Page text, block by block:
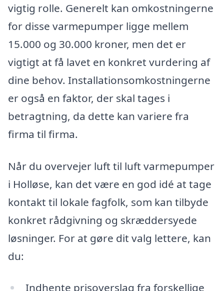
vigtig rolle. Generelt kan omkostningerne
for disse varmepumper ligge mellem
15.000 og 30.000 kroner, men det er
vigtigt at få lavet en konkret vurdering af
dine behov. Installationsomkostningerne
er også en faktor, der skal tages i
betragtning, da dette kan variere fra
firma til firma.
Når du overvejer luft til luft varmepumper
i Holløse, kan det være en god idé at tage
kontakt til lokale fagfolk, som kan tilbyde
konkret rådgivning og skræddersyede
løsninger. For at gøre dit valg lettere, kan
du:
Indhente prisoverslag fra forskellige